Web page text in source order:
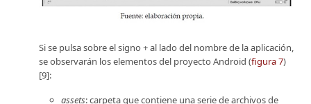
Si se pulsa sobre el signo + al lado del nombre de la aplicación,
se observarán los elementos del proyecto Android (figura 7)
[9]:
assets: carpeta que contiene una serie de archivos de